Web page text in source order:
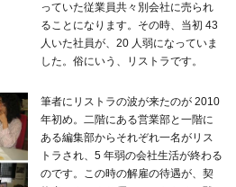
っていた従業員共々別会社に売られ
ることになります。その時、当初 43
人いた社員が、20 人弱になっていま
した。俗にいう、リストラです。
筆者にリストラの波が来たのが 2010
年初め。二階にある営業部と一階に
ある編集部からそれぞれ一名がリス
トラされ、5 年弱の会社生活が終わる
のです。この時の解雇の待遇が、契